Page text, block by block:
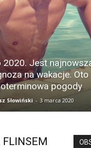
2020. Jest
na wakacje. Oto
pogody
Słowiński - 3 marca 2020